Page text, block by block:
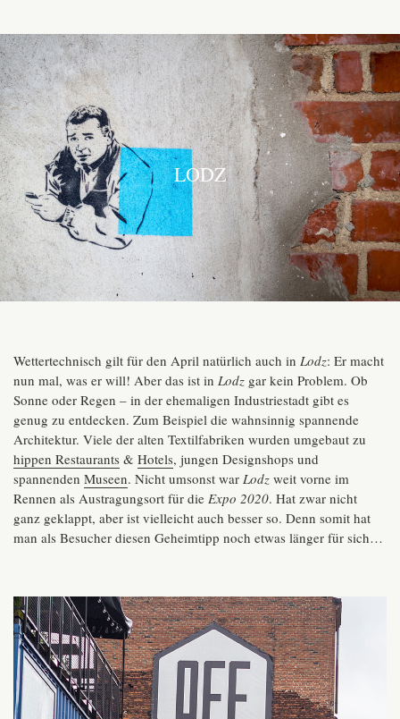
LODZ
Wettertechnisch gilt für den April natürlich auch in Lodz: Er macht
nun mal, was er will! Aber das ist in Lodz gar kein Problem. Ob
Sonne oder Regen – in der ehemaligen Industriestadt gibt es
genug zu entdecken. Zum Beispiel die wahnsinnig spannende
Architektur. Viele der alten Textilfabriken wurden umgebaut zu
hippen Restaurants & Hotels, jungen Designshops und
spannenden Museen. Nicht umsonst war Lodz weit vorne im
Rennen als Austragungsort für die Expo 2020. Hat zwar nicht
ganz geklappt, aber ist vielleicht auch besser so. Denn somit hat
man als Besucher diesen Geheimtipp noch etwas länger für sich…